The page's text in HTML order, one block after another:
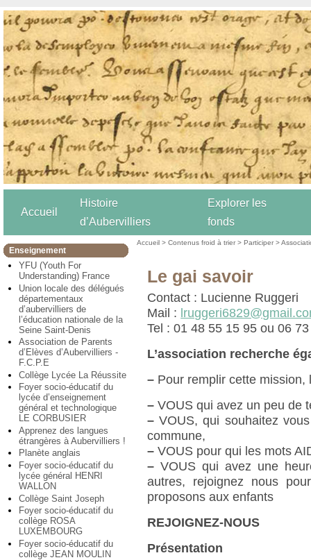
Accueil
Histoire
d’Aubervilliers
Explorer les
fonds
Enseignement
YFU (Youth For
Understanding) France
Union locale des délégués
départementaux
d’aubervilliers de
l’éducation nationale de la
Seine Saint-Denis
Association de Parents
d’Elèves d’Aubervilliers -
F.C.P.E
Collège Lycée La Réussite
Foyer socio-éducatif du
lycée d’enseignement
général et technologique
LE CORBUSIER
Apprenez des langues
étrangères à Aubervilliers !
Planète anglais
Foyer socio-éducatif du
lycée général HENRI
WALLON
Collège Saint Joseph
Foyer socio-éducatif du
collège ROSA
LUXEMBOURG
Foyer socio-éducatif du
collège JEAN MOULIN
Accueil >Contenus froid à trier >Participer >
Le gai savoir
Contact : Lucienne Ruggeri
Mail :
Tel : 01 48 55 15 95 ou 06
L’association recherche
– Pour remplir cette
– VOUS qui avez un peu de
– VOUS, qui souhaitez
commune,
– VOUS pour qui les mots
– VOUS qui avez une
autres, rejoignez nous
proposons aux enfants
REJOIGNEZ-NOUS
Présentation